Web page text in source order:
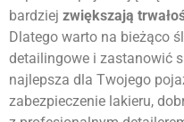
bardziej zwiększają
Dlatego warto na bieżąco
detailingowe i zastanowić
najlepsza dla Twojego
zabezpieczenie lakieru,